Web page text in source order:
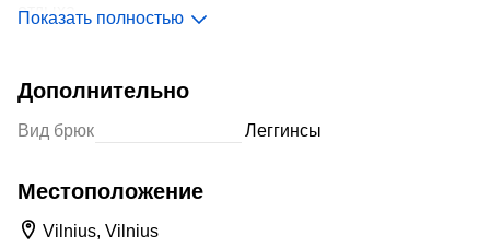
отдыха.
Показать полностью
Дополнительно
Вид брюк Леггинсы
Местоположение
Vilnius, Vilnius